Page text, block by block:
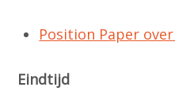
Position Paper
Eindtijd